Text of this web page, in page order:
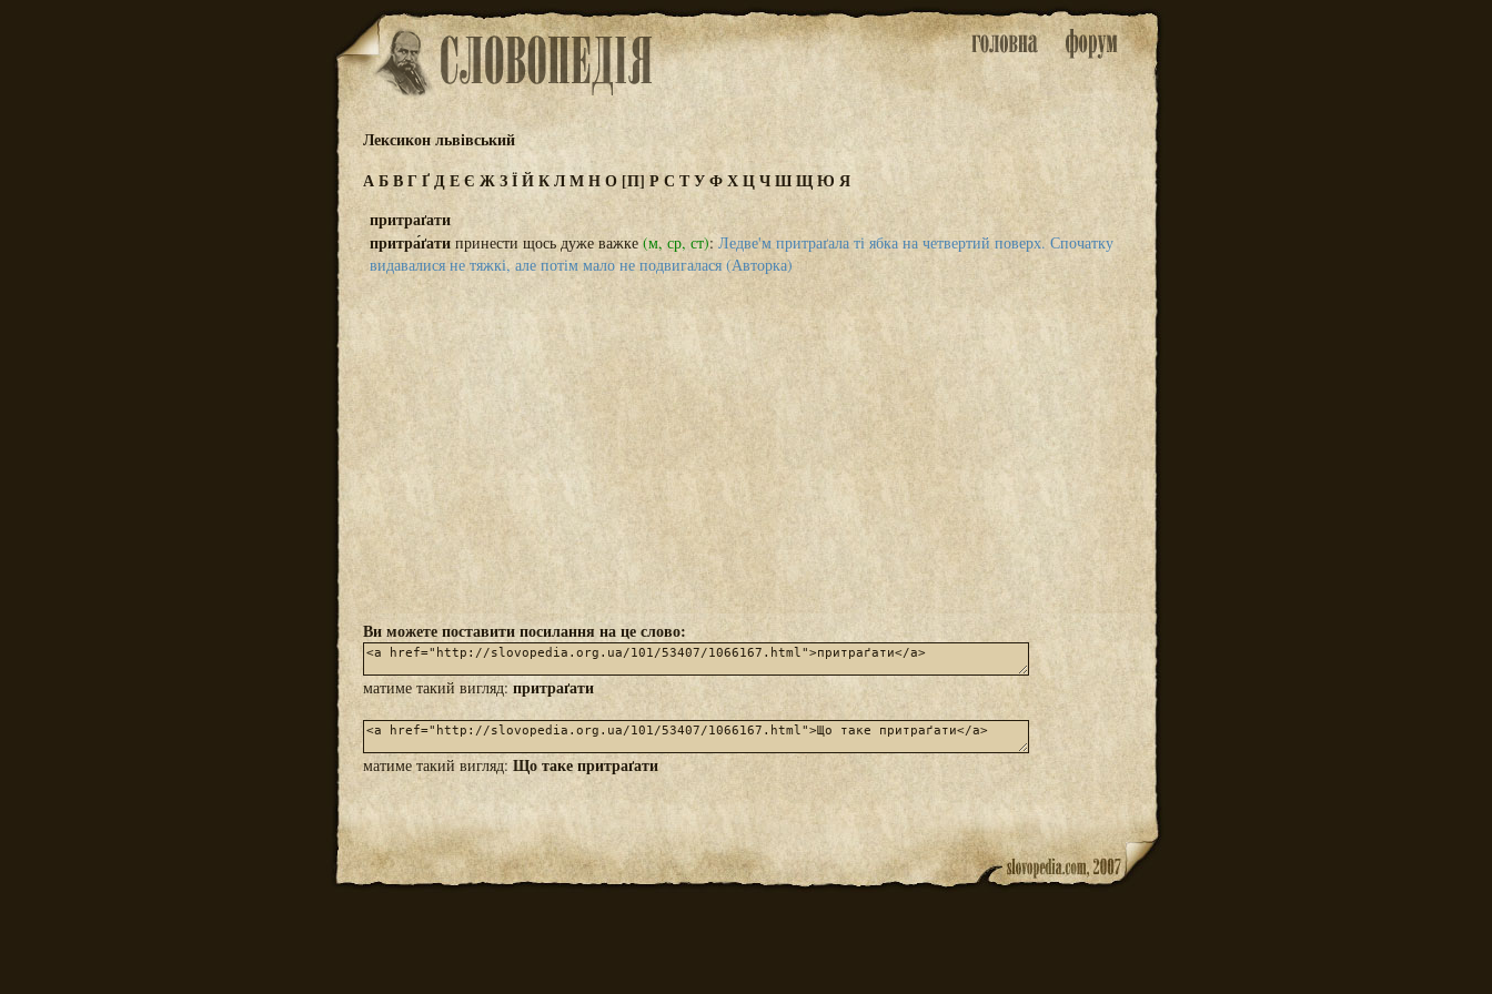
Лексикон львівський
АБВГҐДЕЄ ЖЗЇЙКЛМНО[П] РС ТУФХЦЧШЩЮ Я
притраґати
притра́ґати принести щось дуже важке(м, ср, ст): Ледве'м притраґала ті ябка на четвертий поверх. Спочатку
видавалися не тяжкі, але потім мало не подвигалася (Авторка)
Ви можете поставити посилання на це слово:
матиме такий вигляд:притраґати
матиме такий вигляд: Що таке притраґати